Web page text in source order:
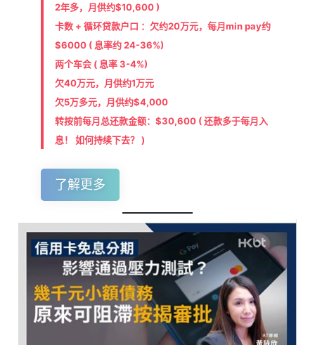
2年多，月供约$10,600 )
卡数 + 循环贷款户口 ：欠约20万元，每月min pay约
$6000 ( 息率约 24-36%)
两个车会 ( 息率 3-4%)
欠40万元，月供约1万元
欠5万多元，月供约$4,000
转按前每月总还款金额：$30,600 ( 还款多于每月入
息！ 如何持续下去？ )
了解更多